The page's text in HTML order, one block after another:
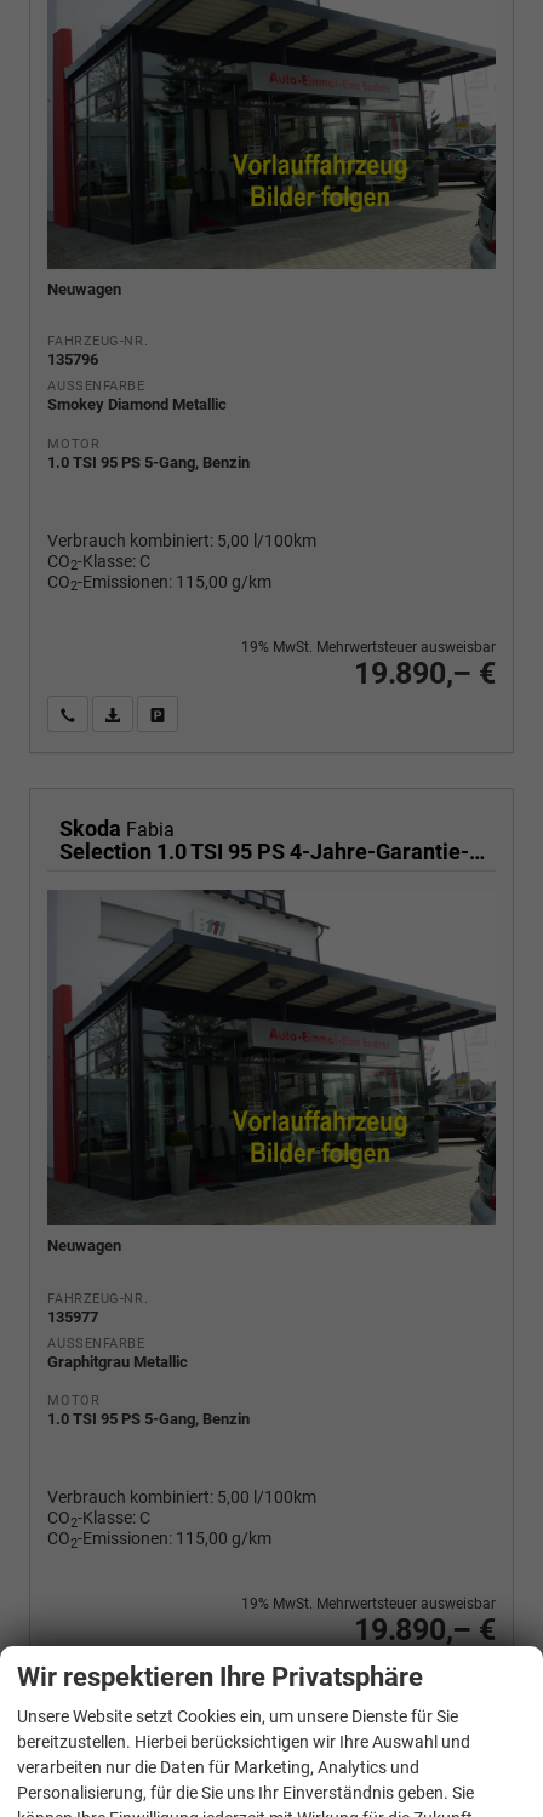
Neuwagen
FAHRZEUG-NR.
135796
AUSSENFARBE
Smokey Diamond Metallic
MOTOR
1.0 TSI 95 PS 5-Gang, Benzin
Verbrauch kombiniert: 5,00 l/100km
CO2-Klasse: C
CO2-Emissionen: 115,00 g/km
19.890,– €
19% MwSt. Mehrwertsteuer ausweisbar
Wir rufen Sie anPDF-Fahrzeugexposé drucken
Skoda Fabia
Selection 1.0 TSI 95 PS 4-Jahre-Garantie-AppleCarPlay-AndroidAuto-LED-PDC-Sitzheizung-DAB-Klima
Neuwagen
FAHRZEUG-NR.
135977
AUSSENFARBE
Graphitgrau Metallic
MOTOR
1.0 TSI 95 PS 5-Gang, Benzin
Verbrauch kombiniert: 5,00 l/100km
CO2-Klasse: C
CO2-Emissionen: 115,00 g/km
19.890,– €
19% MwSt. Mehrwertsteuer ausweisbar
Wir rufen Sie an
PDF-Fahrzeugexposé drucken
Fahrzeug drucken, parken oder vergleichen
Skoda Fabia
Selection 1.0 TSI 95 PS 4-Jahre-Garantie-AppleCarPlay-AndroidAuto-LED-PDC-Sitzheizung-DAB-Klima
Wir respektieren Ihre Privatsphäre
Unsere Website setzt Cookies ein, um unsere Dienste für Sie
bereitzustellen. Hierbei berücksichtigen wir Ihre Auswahl und
verarbeiten nur die Daten für Marketing, Analytics und
Personalisierung, für die Sie uns Ihr Einverständnis geben. Sie